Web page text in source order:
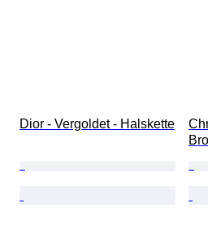
Dior - Vergoldet - Halskette